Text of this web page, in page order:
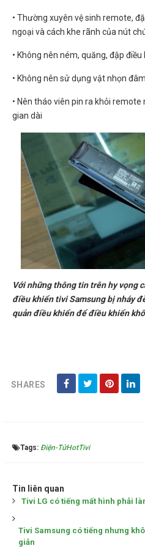
• Thường xuyên vệ sinh remote,
ngoại và cách khe rãnh của nút
• Không nên ném, quăng, đập điều
• Không nên sử dụng vật nhọn
• Nên tháo viên pin ra khỏi
gian dài
Với những thông tin trên hy vọng
điều khiển tivi Samsung bị nháy
quản điều khiển để điều khiển
SHARES
Tags: Điện-TửHotTivi
Tin liên quan
Tivi LG có tiếng mất hình phải
Tivi Samsung có tiếng nhưng
giản